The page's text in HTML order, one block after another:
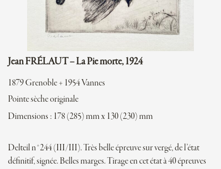
Jean FRÉLAUT – La Pie morte, 1924
1879 Grenoble + 1954 Vannes
Pointe sèche originale
Dimensions : 178 (285) mm x 130 (230) mm
Delteil n°244 (III/III). Très belle épreuve sur vergé, de l’état
définitif, signée. Belles marges. Tirage en cet état à 40 épreuves